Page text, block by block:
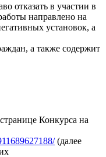
отказать в участии в
направлено на
установок, а
а также содержит
Конкурса на
(далее